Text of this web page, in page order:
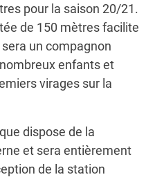
pour la saison 20/21.
de 150 mètres facilite
un compagnon
enfants et
virages sur la
dispose de la
et sera entièrement
de la station